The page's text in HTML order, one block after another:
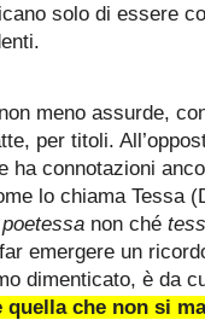
solo di essere
meno assurde,
per titoli.
ha connotazioni
lo chiama Tessa
poetessa non ché
emergere un
dimenticato, è da
che non si